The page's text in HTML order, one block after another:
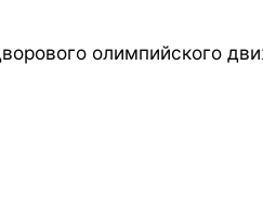
олимпийского